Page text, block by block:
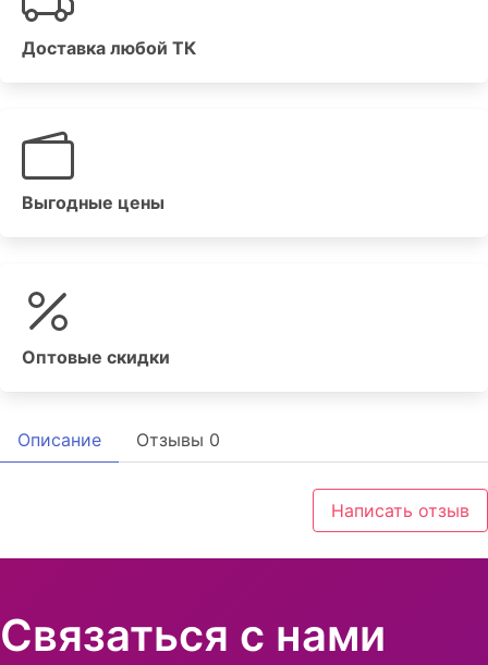
Доставка любой ТК
Выгодные цены
Оптовые скидки
Описание Отзывы 0
Написать отзыв
Связаться с нами